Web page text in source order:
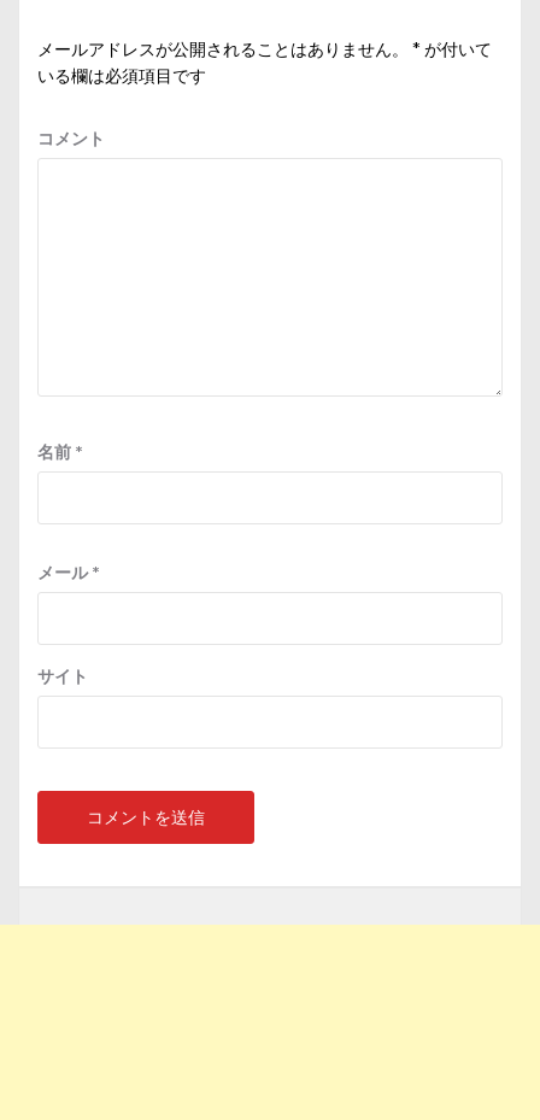
メールアドレスが公開されることはありません。 * が付いて
いる欄は必須項目です
コメント
名前 *
メール*
サイト